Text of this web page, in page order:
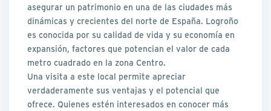
asegurar un patrimonio en una de las ciudades más
dinámicas y crecientes del norte de España. Logroño
es conocida por su calidad de vida y su economía en
expansión, factores que potencian el valor de cada
metro cuadrado en la zona Centro.
Una visita a este local permite apreciar
verdaderamente sus ventajas y el potencial que
ofrece. Quienes estén interesados en conocer más